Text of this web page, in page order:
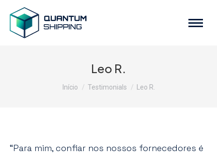
Leo R.
Você está aqui:
Início Testimonials Leo R.
“Para mim, confiar nos nossos fornecedores é